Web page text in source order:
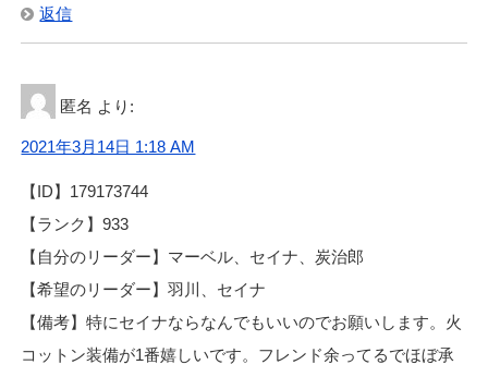
返信
匿名 より:
2021年3月14日 1:18 AM
【ID】179173744
【ランク】933
【自分のリーダー】マーベル、セイナ、炭治郎
【希望のリーダー】羽川、セイナ
【備考】特にセイナならなんでもいいのでお願いします。火
コットン装備が1番嬉しいです。フレンド余ってるでほぼ承